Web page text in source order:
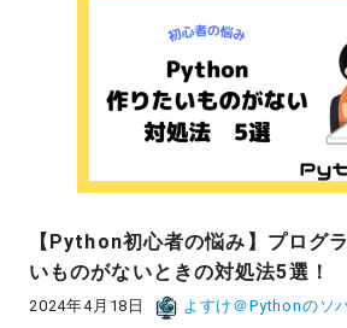
【Python初心者の悩み】プログ
いものがないときの対処法5選！
2024年4月18日 よすけ＠Pythonのソ